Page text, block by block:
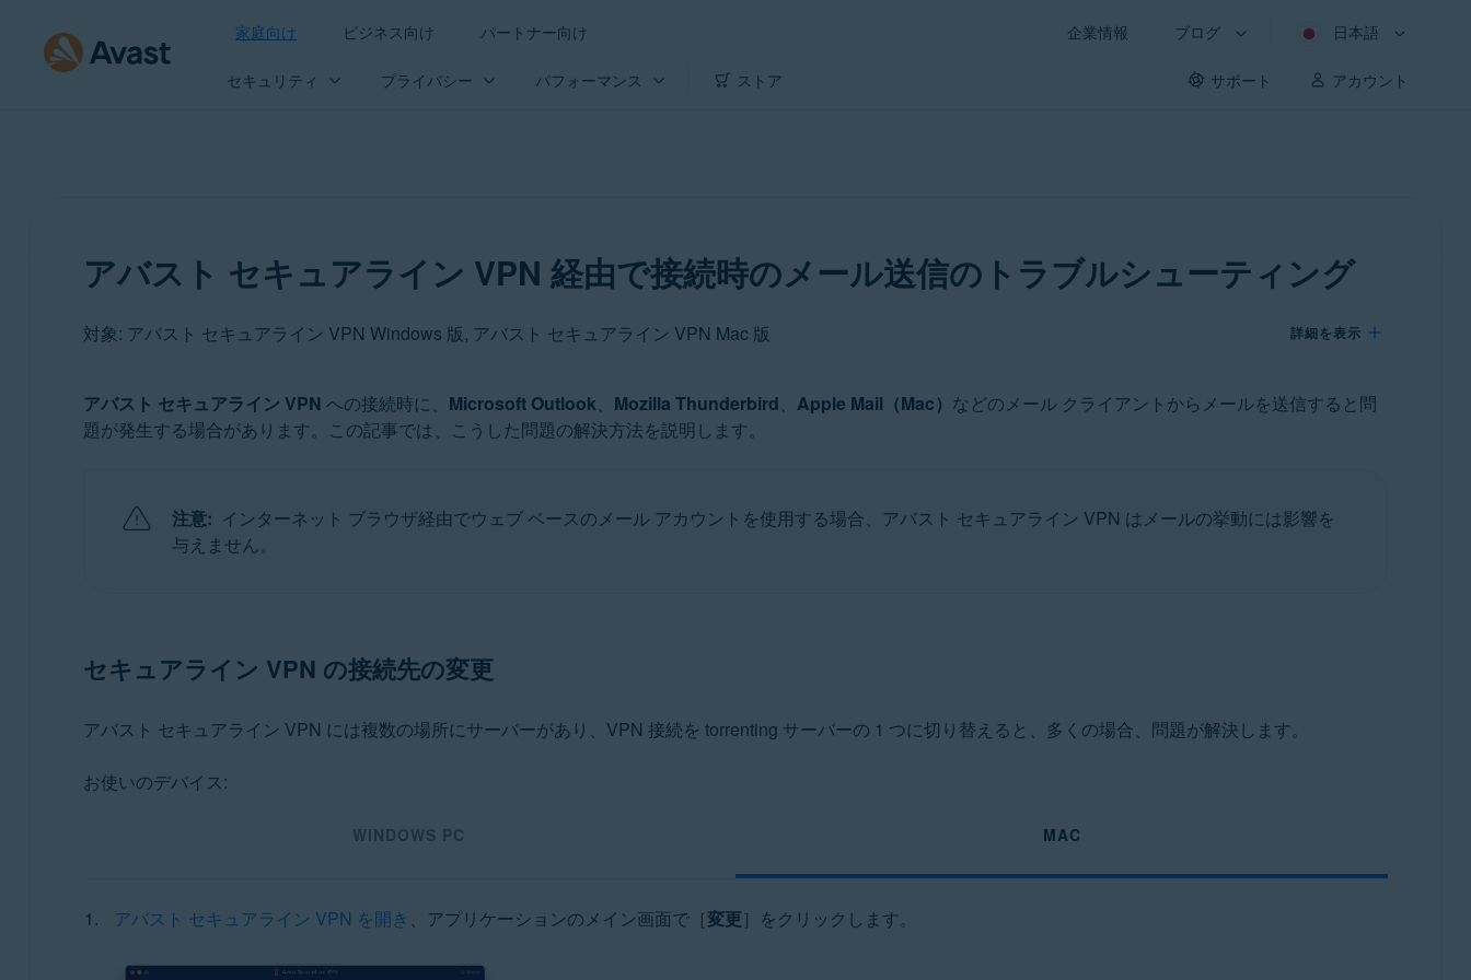
家庭向け ビジネス向け パートナー向け 企業情報 ブログ 日本語
セキュリティ プライバシー パフォーマンス ストア サポート アカウント
アバスト セキュアライン VPN 経由で接続時のメール送信のトラブルシューティング
対象: アバスト セキュアライン VPN Windows 版, アバスト セキュアライン VPN Mac 版 詳細を表示
製品:
オペレーティング システム:
Microsoft Windows 7 Home Basic / Home Premium / Professional / Enterprise / Ultimate - Service Pack 1、32 / 64 ビット
Apple macOS 12.x（Monterey）
Apple macOS 10.15.x（Catalina）
Apple macOS 10.13.x（High Sierra）
アバスト セキュアライン VPN への接続時に、 Microsoft Outlook、 Mozilla Thunderbird、 Apple Mail（Mac） などのメール クライアントからメールを送信すると問
題が発生する場合があります。この記事では、こうした問題の解決方法を説明します。
注意: インターネット ブラウザ経由でウェブ ベースのメール アカウントを使用する場合、アバスト セキュアライン VPN はメールの挙動には影響を
与えません。
セキュアライン VPN の接続先の変更
アバスト セキュアライン VPN には複数の場所にサーバーがあり、VPN 接続を torrenting サーバーの 1 つに切り替えると、多くの場合、問題が解決します。
お使いのデバイス:
WINDOWS PC MAC
アバスト セキュアライン VPN を開き 、アプリケーションのメイン画面で［変更］をクリックします。